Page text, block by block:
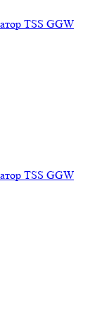
TSS GGW
TSS GGW